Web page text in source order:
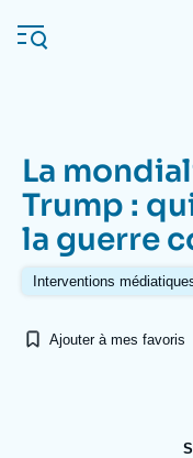
au
contenu
Navigation
principale
L'Ifri
À propos de l'Ifri
La
Trump :
la guerre
Interventions
Ajouter à mes favoris